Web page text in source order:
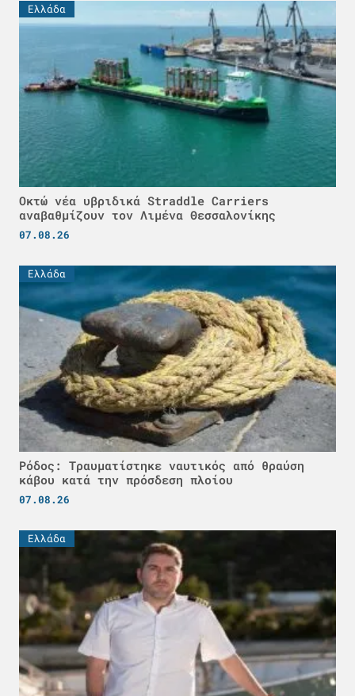
Ελλάδα
Οκτώ νέα υβριδικά Straddle Carriers
αναβαθμίζουν τον Λιμένα Θεσσαλονίκης
07.08.26
Ελλάδα
Ρόδος: Τραυματίστηκε ναυτικός από θραύση
κάβου κατά την πρόσδεση πλοίου
07.08.26
Ελλάδα